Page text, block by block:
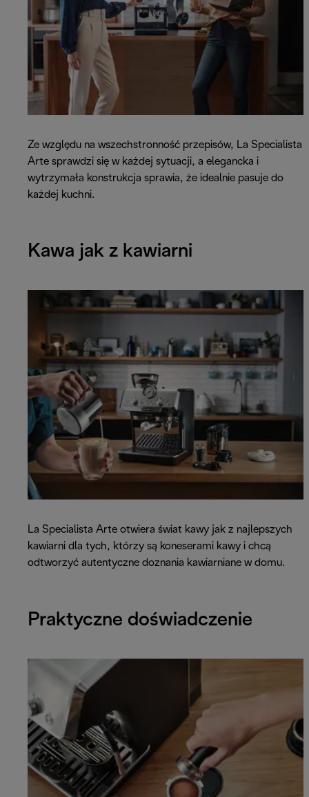
Ze względu na wszechstronność przepisów, La Specialista
Arte sprawdzi się w każdej sytuacji, a elegancka i
wytrzymała konstrukcja sprawia, że idealnie pasuje do
każdej kuchni.
Kawa jak z kawiarni
La Specialista Arte otwiera świat kawy jak z najlepszych
kawiarni dla tych, którzy są koneserami kawy i chcą
odtworzyć autentyczne doznania kawiarniane w domu.
Praktyczne doświadczenie